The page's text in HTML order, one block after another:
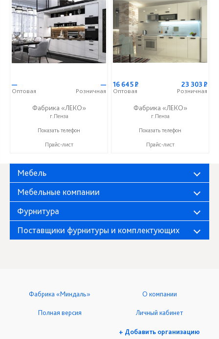
—
Оптовая
—
Розничная
Фабрика «ЛЕКО»
г.Пенза
+7 (800) 222-93-90
Показать телефон
Прайс-лист
16 645Р
Оптовая
23 303 Р
Розничная
Фабрика «ЛЕКО»
г.Пенза
+7 (800) 222-93-90
Показать телефон
Прайс-лист
Мебель
Мебельные компании
Фурнитура
Поставщики фурнитуры и комплектующих
Фабрика «Миндаль» О компании
Полная версия Личный кабинет
+ Добавить организацию